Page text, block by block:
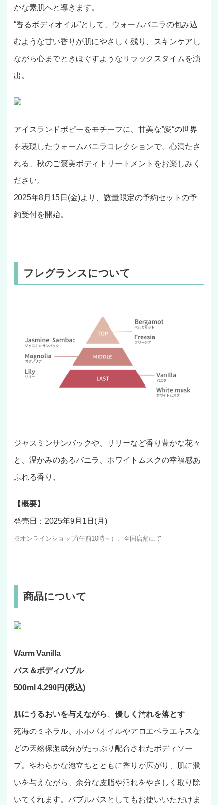
かな素肌へと導きます。
“香るボディオイル”として、ウォームバニラの包み込
むような甘い香りが肌にやさしく残り、スキンケアし
ながら心までときほぐすようなリラックスタイムを演
出。
アイスランドポピーをモチーフに、甘美な”愛“の世界
を表現したウォームバニラコレクションで、心満たさ
れる、秋のご褒美ボディトリートメントをお楽しみく
ださい。
2025年8月15日(金)より、数量限定の予約セットの予
約受付を開始。
フレグランスについて
ジャスミンサンバックや、リリーなど香り豊かな花々
と、温かみのあるバニラ、ホワイトムスクの幸福感あ
ふれる香り。
【概要】
発売日：2025年9月1日(月)
※オンラインショップ(午前10時～）、全国店舗にて
商品について
Warm Vanilla
バス＆ボディバブル
500ml 4,290円(税込)
肌にうるおいを与えながら、優しく汚れを落とす
死海のミネラル、ホホバオイルやアロエベラエキスな
どの天然保湿成分がたっぷり配合されたボディソー
プ。やわらかな泡立ちとともに香りが広がり、肌に潤
いを与えながら、余分な皮脂や汚れをやさしく取り除
いてくれます。バブルバスとしてもお使いいただけま